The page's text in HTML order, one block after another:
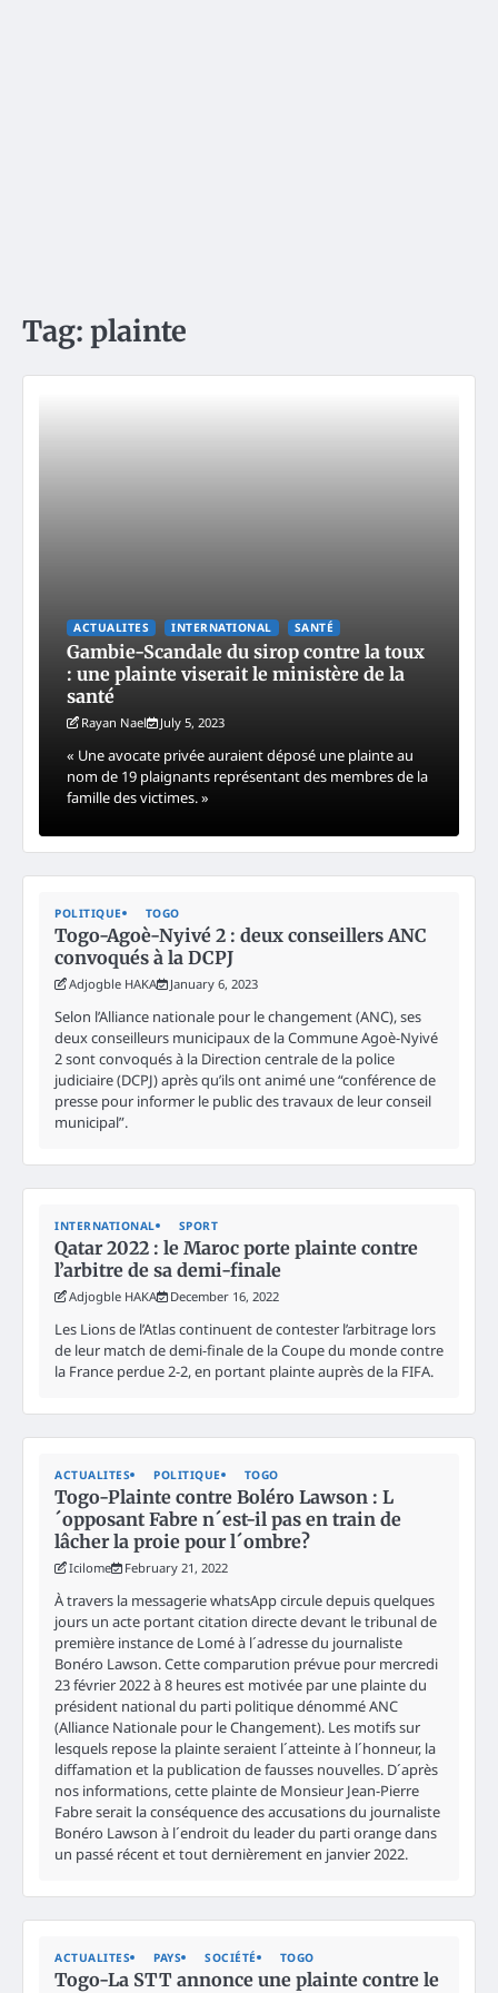
Tag: plainte
ACTUALITES INTERNATIONAL SANTÉ
Gambie-Scandale du sirop contre la toux
: une plainte viserait le ministère de la
santé
Rayan Nael July 5, 2023
« Une avocate privée auraient déposé une plainte au
nom de 19 plaignants représentant des membres de la
famille des victimes. »
POLITIQUE TOGO
Togo-Agoè-Nyivé 2 : deux conseillers ANC
convoqués à la DCPJ
Adjogble HAKA January 6, 2023
Selon l’Alliance nationale pour le changement (ANC), ses
deux conseilleurs municipaux de la Commune Agoè-Nyivé
2 sont convoqués à la Direction centrale de la police
judiciaire (DCPJ) après qu’ils ont animé une “conférence de
presse pour informer le public des travaux de leur conseil
municipal”.
INTERNATIONAL SPORT
Qatar 2022 : le Maroc porte plainte contre
l’arbitre de sa demi-finale
Adjogble HAKA December 16, 2022
Les Lions de l’Atlas continuent de contester l’arbitrage lors
de leur match de demi-finale de la Coupe du monde contre
la France perdue 2-2, en portant plainte auprès de la FIFA.
ACTUALITES POLITIQUE TOGO
Togo-Plainte contre Boléro Lawson : L
´opposant Fabre n´est-il pas en train de
lâcher la proie pour l´ombre?
Icilome February 21, 2022
À travers la messagerie whatsApp circule depuis quelques
jours un acte portant citation directe devant le tribunal de
première instance de Lomé à l´adresse du journaliste
Bonéro Lawson. Cette comparution prévue pour mercredi
23 février 2022 à 8 heures est motivée par une plainte du
président national du parti politique dénommé ANC
(Alliance Nationale pour le Changement). Les motifs sur
lesquels repose la plainte seraient l´atteinte à l´honneur, la
diffamation et la publication de fausses nouvelles. D´après
nos informations, cette plainte de Monsieur Jean-Pierre
Fabre serait la conséquence des accusations du journaliste
Bonéro Lawson à l´endroit du leader du parti orange dans
un passé récent et tout dernièrement en janvier 2022.
ACTUALITES PAYS SOCIÉTÉ TOGO
Togo-La STT annonce une plainte contre le